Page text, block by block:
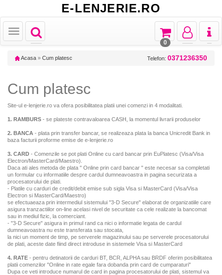
E-LENJERIE.RO
Toggle
navigation
Toggle
Toggle
navigation
Toggle
navigation
Toggle
navigation
0
Acasa » Cum platesc Telefon: 0371236350
Cum platesc
Site-ul e-lenjerie.ro va ofera posibilitatea platii unei comenzi in 4 modalitati.
1. RAMBURS - se plateste contravaloarea CASH, la momentul livrarii produselor
2. BANCA - plata prin transfer bancar, se realizeaza plata la banca Unicredit Bank in
baza facturii proforme emise de e-lenjerie.ro
3. CARD - Comenzile se pot plati Online cu card bancar prin EuPlatesc (Visa/Visa
Electron/MasterCard/Maestro).
Daca ati ales metoda de plata " Online prin card bancar " este necesar sa completati
un formular cu informatiile despre cardul dumneavoastra in pagina securizata a
procesatorului de plati.
- Platile cu carduri de credit/debit emise sub sigla Visa si MasterCard (Visa/Visa
Electron si MasterCard/Maestro)
se efectuaeaza prin intermediul sistemului "3-D Secure" elaborat de organizatiile care
asigura tranzactiilor on-line acelasi nivel de securitate ca cele realizate la bancomat
sau in mediul fizic, la comerciant.
- "3-D Secure" asigura in primul rand ca nici o informatie legata de cardul
dumneavoastra nu este transferata sau stocata,
la nici un moment de timp, pe serverele magazinului sau pe serverele procesatorului
de plati, aceste date fiind direct introduse in sistemele Visa si MasterCard
4. RATE - pentru detinatorii de carduri BT, BCR, ALPHA sau BRDF oferim posibilitatea
platii comenzilor "Online in rate egale fara dobanda prin card de cumparaturi"
Dupa ce veti introduce numarul de card in pagina procesatorului de plati, sistemul va